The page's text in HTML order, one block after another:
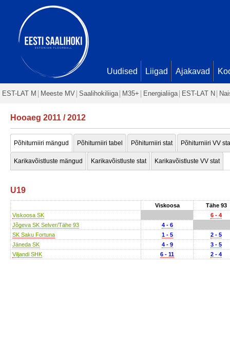
Uudised Liigad Ajakavad
EST-LAT M Meeste MV Saalihokiliiga M35+ Energialiiga EST-LAT N
Hooaeg 2011 / 2012
Põhiturniiri mängud Põhiturniiri tabel Põhiturniiri stat Põhiturniiri VV
Karikavõistluste mängud Karikavõistluste stat Karikavõistluste VV stat
U19
Viskoosa
Tähe 93
Viskoosa SK
6 - 4
Jõgeva SK Selver/Tähe 93
4 - 6
SK Saku Fortuna
1 - 5
2 - 5
Jäneda SK
4 - 9
3 - 5
Viljandi SHK
6 - 11 2 - 4